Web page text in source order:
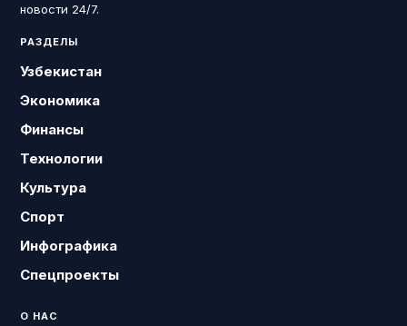
новости 24/7.
РАЗДЕЛЫ
Узбекистан
Экономика
Финансы
Технологии
Культура
Спорт
Инфографика
Спецпроекты
О НАС